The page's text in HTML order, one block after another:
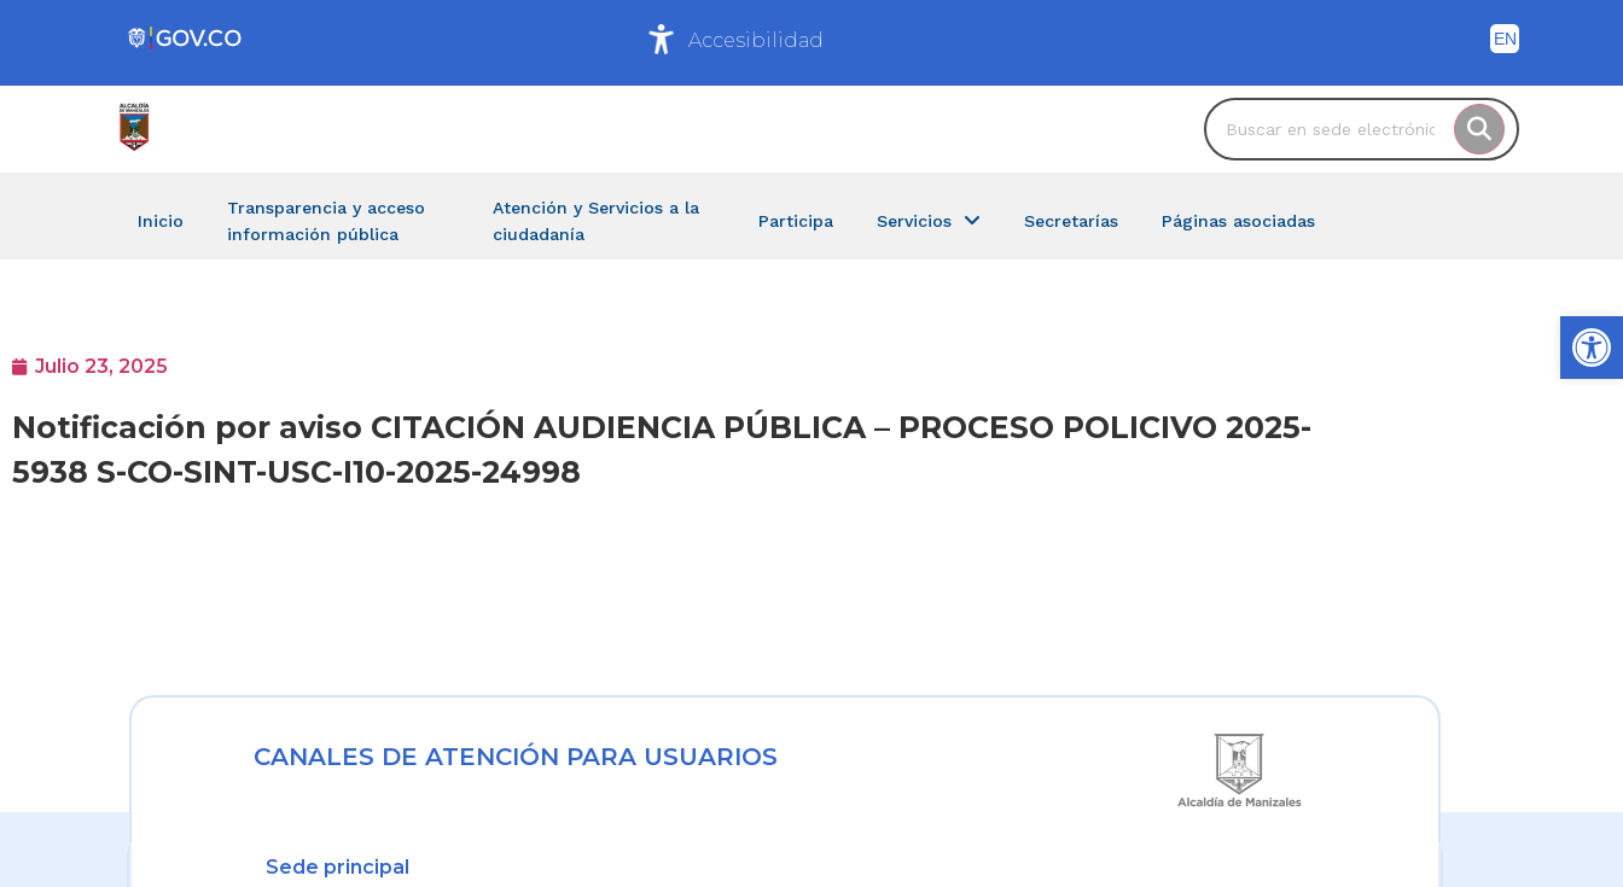
Accesibilidad
Inicio
Transparencia y acceso
información pública
Atención y Servicios a la
ciudadanía
Participa Servicios Secretarías Páginas asociadas
Julio 23, 2025
Notificación por aviso CITACIÓN AUDIENCIA PÚBLICA – PROCESO POLICIVO 2025-
5938 S-CO-SINT-USC-I10-2025-24998
CANALES DE ATENCIÓN PARA USUARIOS
Sede principal